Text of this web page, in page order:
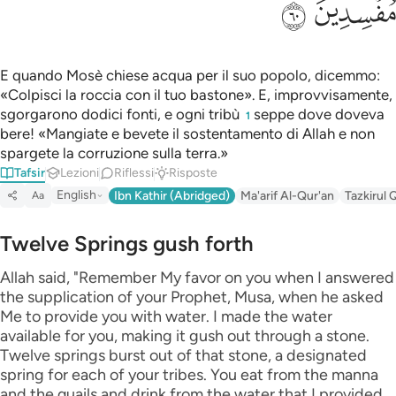
ﲉﲊ
E quando Mosè chiese acqua per il suo popolo, dicemmo:
«Colpisci la roccia con il tuo bastone». E, improvvisamente,
sgorgarono dodici fonti, e ogni tribù 1 seppe dove doveva
bere! «Mangiate e bevete il sostentamento di Allah e non
spargete la corruzione sulla terra.»
Tafsir Lezioni Riflessi Risposte
Aa English Ibn Kathir (Abridged) Ma'arif Al-Qur'an Tazkirul
Twelve Springs gush forth
Allah said, "Remember My favor on you when I answered
the supplication of your Prophet, Musa, when he asked
Me to provide you with water. I made the water
available for you, making it gush out through a stone.
Twelve springs burst out of that stone, a designated
spring for each of your tribes. You eat from the manna